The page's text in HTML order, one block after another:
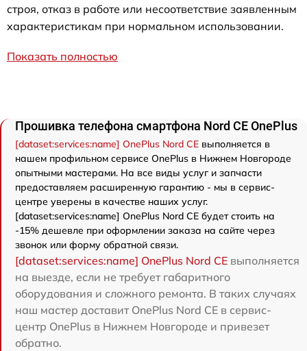
строя, отказ в работе или несоответствие заявленным
характеристикам при нормальном использовании.
Показать полностью
Прошивка телефона смартфона Nord CE OnePlus
[dataset:services:name] OnePlus Nord CE выполняется в
нашем профильном сервисе OnePlus в Нижнем Новгороде
опытными мастерами. На все виды услуг и запчасти
предоставляем расширенную гарантию - мы в сервис-
центре уверены в качестве наших услуг.
[dataset:services:name] OnePlus Nord CE будет стоить на
-15% дешевле при оформлении заказа на сайте через
звонок или форму обратной связи.
[dataset:services:name] OnePlus Nord CE выполняется
на выезде, если не требует габаритного
оборудования и сложного ремонта. В таких случаях
наш мастер доставит OnePlus Nord CE в сервис-
центр OnePlus в Нижнем Новгороде и привезет
обратно.